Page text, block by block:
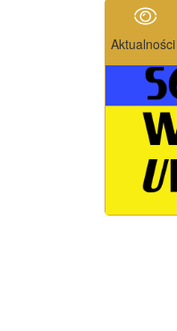
Aktualności